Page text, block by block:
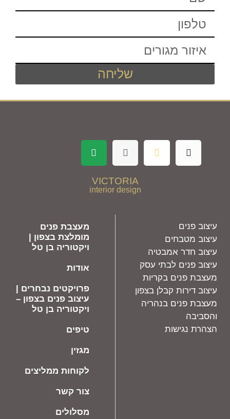
שליחה
מעצבת פנים
מומלצת בצפון |
ויקטוריה בן טל
אודות
פרויקטים נבחרים |
עיצוב פנים בצפון –
ויקטוריה בן טל
טיפים
מגזין
לקוחות ממליצים
צור קשר
מסלולים
עיצוב פנים
עיצוב מטבחים
עיצוב חדר אמבטיה
עיצוב פנים לבתי עסק
מעצבת פנים בקריות
עיצוב דירות קבלן בצפון
מעצבת פנים בנהריה
והסביבה
הצהרת נגישות
VICTORIA
interior design